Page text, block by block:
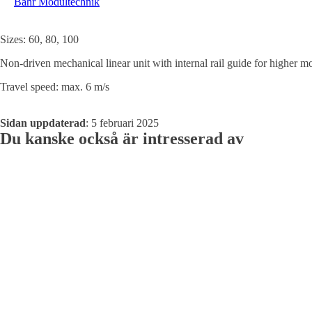
Sizes: 60, 80, 100
Non-driven mechanical linear unit with internal rail guide for higher
Travel speed: max. 6 m/s
Sidan uppdaterad: 5 februari 2025
Du kanske också är intresserad av